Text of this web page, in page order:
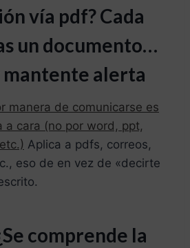
vía pdf?Cada
un documento…
mantente alerta
manera de comunicarse es
a cara (no por word, ppt,
Aplica a pdfs, correos,
eso de en vez de «decirte
comprende la